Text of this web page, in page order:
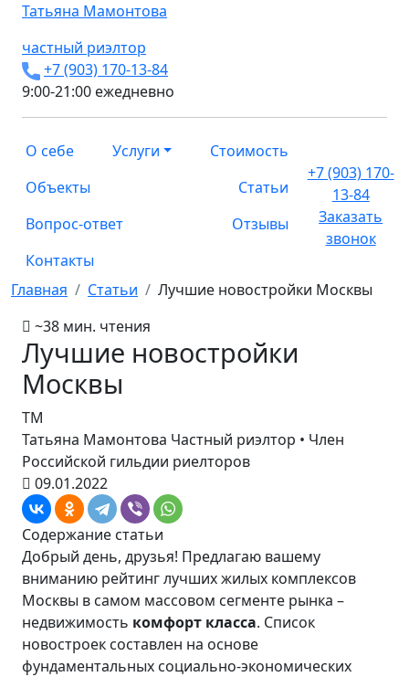
Татьяна Мамонтова
частный риэлтор
+7 (903) 170-13-84
9:00-21:00 ежедневно
О себе Услуги
Стоимость
Объекты
Статьи
Вопрос-ответ
Отзывы
Контакты
+7 (903) 170-
13-84
Заказать
звонок
Главная Статьи
Лучшие новостройки Москвы
~38 мин. чтения
Лучшие новостройки
Москвы
ТМ
Татьяна Мамонтова Частный риэлтор • Член
Российской гильдии риелторов
09.01.2022
Содержание статьи
Добрый день, друзья! Предлагаю вашему
вниманию рейтинг лучших жилых комплексов
Москвы в самом массовом сегменте рынка –
недвижимость комфорт класса. Список
новостроек составлен на основе
фундаментальных социально-экономических